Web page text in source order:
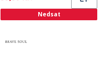
Nedsat